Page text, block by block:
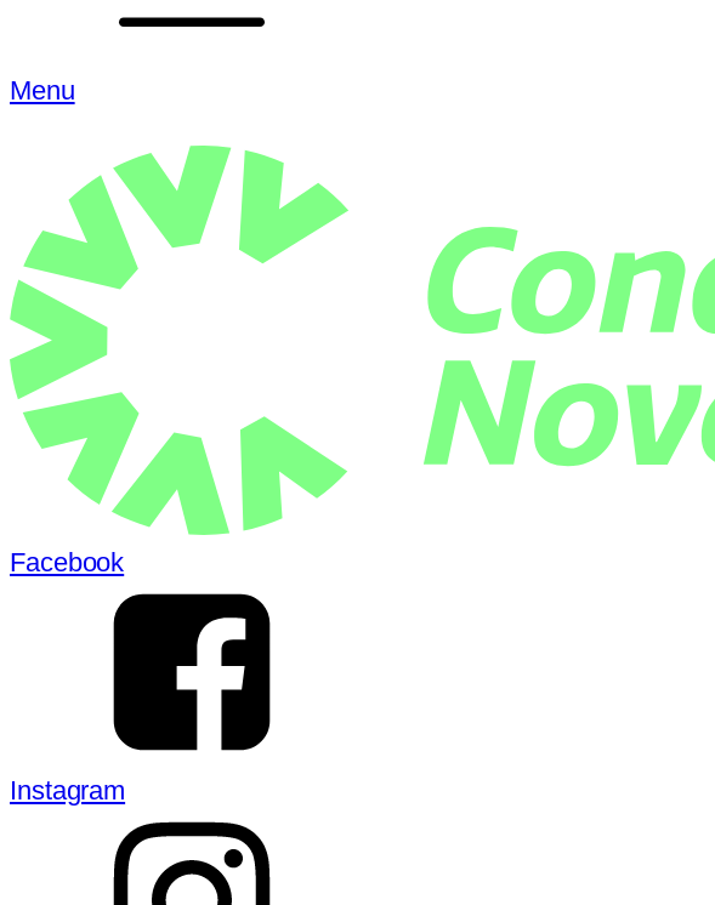
Menu
Facebook
Instagram